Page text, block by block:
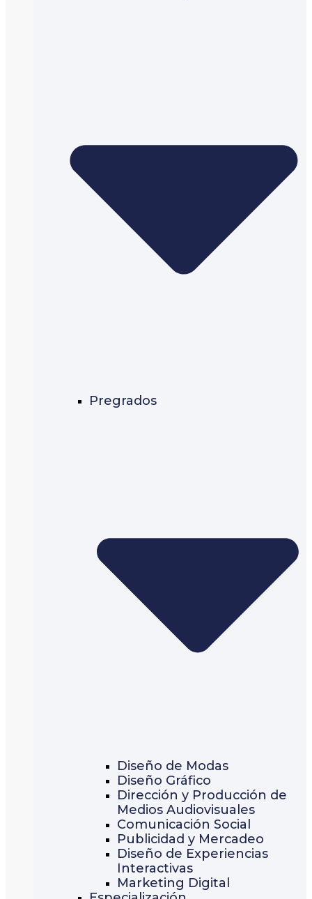
Pregrados
Diseño de Modas
Diseño Gráfico
Dirección y Producción de
Medios Audiovisuales
Comunicación Social
Publicidad y Mercadeo
Diseño de Experiencias
Interactivas
Marketing Digital